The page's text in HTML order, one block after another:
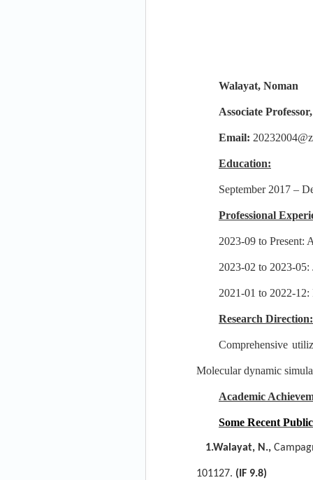
Walayat, Noman
Associate
Email:
Education:
September 2017 –
Professional
2023-09 to Present:
2023-02 to 2023-05:
2021-01 to 2022-
Research Direction:
Comprehensive
Molecular dynamic
Academic
Some Recent
1.Walayat, N.,
101127. (IF 9.8)